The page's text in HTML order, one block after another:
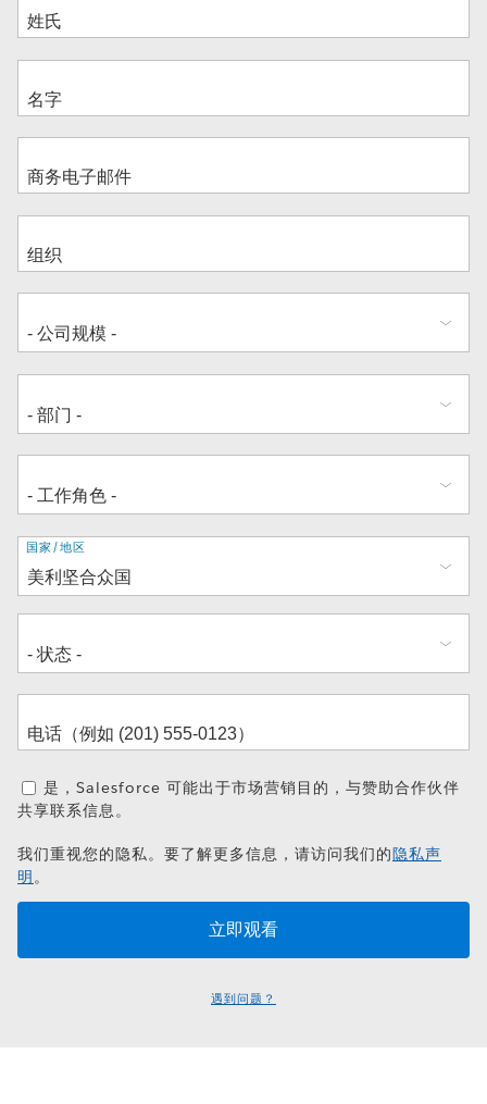
地
址
国家/地区
是，Salesforce 可能出于市场营销目的，与赞助合作伙伴
共享联系信息。
我们重视您的隐私。要了解更多信息，请访问我们的隐私声
明。
遇到问题？